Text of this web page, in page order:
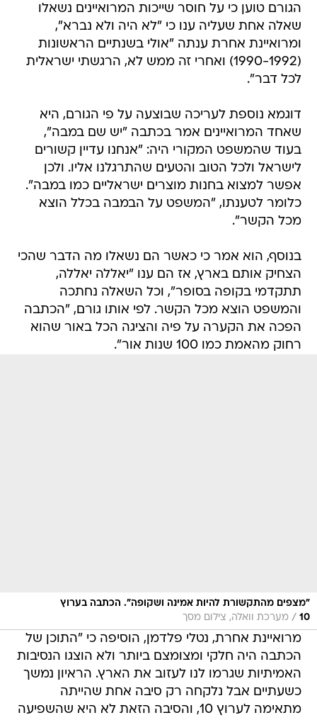
הגורם טוען כי על חוסר שייכות המרואיינים נשאלו
שאלה אחת שעליה ענו כי "לא היה ולא נברא",
ומרואיינת אחרת ענתה "אולי בשנתיים הראשונות
(1990-1992) ואחרי זה ממש לא, הרגשתי ישראלית
לכל דבר".
דוגמא נוספת לעריכה שבוצעה על פי הגורם, היא
שאחד המרואיינים אמר בכתבה "יש שם במבה",
בעוד שהמשפט המקורי היה: "אנחנו עדיין קשורים
לישראל ולכל הטוב והטעים שהתרגלנו אליו. ולכן
אפשר למצוא בחנות מוצרים ישראליים כמו במבה".
כלומר לטענתו, "המשפט על הבמבה בכלל הוצא
מכל הקשר".
בנוסף, הוא אמר כי כאשר הם נשאלו מה הדבר שהכי
הצחיק אותם בארץ, אז הם ענו "יאללה יאללה,
תתקדמי בקופה בסופר", וכל השאלה נחתכה
והמשפט הוצא מכל הקשר. לפי אותו גורם, "הכתבה
הפכה את הקערה על פיה והציגה הכל באור שהוא
רחוק מהאמת כמו 100 שנות אור".
"מצפים מהתקשורת להיות אמינה ושקופה". הכתבה בערוץ
10
/ מערכת וואלה, צילום מסך
מרואיינת אחרת, נטלי פלדמן, הוסיפה כי "התוכן של
הכתבה היה חלקי ומצומצם ביותר ולא הוצגו הנסיבות
האמיתיות שגרמו לנו לעזוב את הארץ. הראיון נמשך
כשעתיים אבל נלקחה רק סיבה אחת שהייתה
מתאימה לערוץ 10, והסיבה הזאת לא היא שהשפיעה